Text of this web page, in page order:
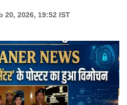
20, 2026, 19:52 IST